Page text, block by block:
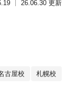
26.06.30 更新
古屋校 札幌校